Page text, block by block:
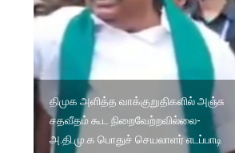
திமுக அளித்த வாக்குறுதிகளில் அஞ்சு
சதவீதம் கூட நிறைவேற்றவில்லை-
அ.தி.மு.க பொதுச் செயலாளர் எடப்பாடி